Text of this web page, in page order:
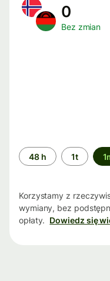
0
Bez zmian
Przedział
czasu
48 h 1t
Korzystamy z
wymiany, bez
opłaty. Dowiedz się